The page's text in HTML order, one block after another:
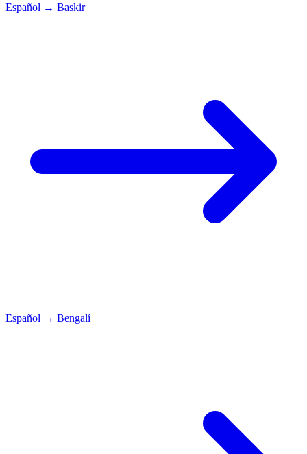
Español → Baskir
Español → Bengalí